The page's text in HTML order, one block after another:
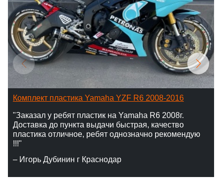
Комплект пластика Yamaha YZF R6 2008-2016
"Заказал у ребят пластик на Yamaha R6 2008г.
Доставка до пункта выдачи быстрая, качество
пластика отличное, ребят однозначно рекомендую
!!!"
– Игорь Дубинин г Краснодар